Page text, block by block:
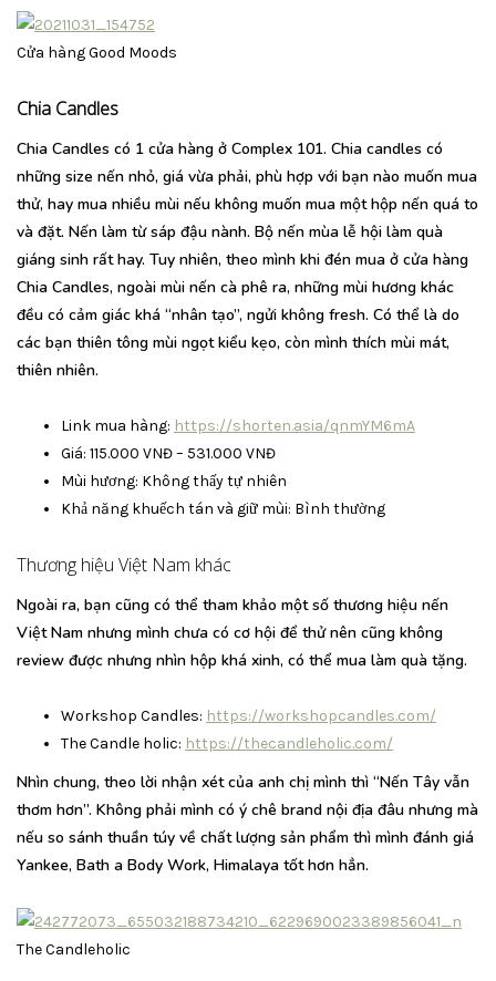
Cửa hàng Good Moods
Chia Candles
Chia Candles có 1 cửa hàng ở Complex 101. Chia candles có
những size nến nhỏ, giá vừa phải, phù hợp với bạn nào muốn mua
thử, hay mua nhiều mùi nếu không muốn mua một hộp nến quá to
và đặt. Nến làm từ sáp đậu nành. Bộ nến mùa lễ hội làm quà
giáng sinh rất hay. Tuy nhiên, theo mình khi đén mua ở cửa hàng
Chia Candles, ngoài mùi nến cà phê ra, những mùi hương khác
đều có cảm giác khá “nhân tạo”, ngửi không fresh. Có thể là do
các bạn thiên tông mùi ngọt kiểu kẹo, còn mình thích mùi mát,
thiên nhiên.
Link mua hàng: https://shorten.asia/qnmYM6mA
Giá: 115.000 VNĐ – 531.000 VNĐ
Mùi hương: Không thấy tự nhiên
Khả năng khuếch tán và giữ mùi: Bình thường
Thương hiệu Việt Nam khác
Ngoài ra, bạn cũng có thể tham khảo một số thương hiệu nến
Việt Nam nhưng mình chưa có cơ hội để thử nên cũng không
review được nhưng nhìn hộp khá xinh, có thể mua làm quà tặng.
Workshop Candles: https://workshopcandles.com/
The Candle holic: https://thecandleholic.com/
Nhìn chung, theo lời nhận xét của anh chị mình thì “Nến Tây vẫn
thơm hơn”. Không phải mình có ý chê brand nội địa đâu nhưng mà
nếu so sánh thuần túy về chất lượng sản phẩm thì mình đánh giá
Yankee, Bath a Body Work, Himalaya tốt hơn hẳn.
The Candleholic